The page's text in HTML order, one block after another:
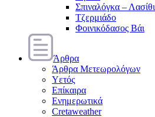
Σπιναλόγκα – Λασίθι
Τζερμιάδο
Φοινικόδασος Βάι
Άρθρα
Άρθρα Μετεωρολόγων
Υετός
Επίκαιρα
Ενημερωτικά
Cretaweather